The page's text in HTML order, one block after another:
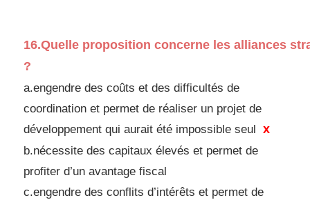
16.Quelle proposition concerne les alliances
?
a.engendre des coûts et des difficultés de
coordination et permet de réaliser un projet de
développement qui aurait été impossible seul x
b.nécessite des capitaux élevés et permet de
profiter d’un avantage fiscal
c.engendre des conflits d’intérêts et permet de